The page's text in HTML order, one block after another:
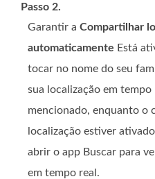
Passo 2.
Garantir a Compartilhar
automaticamente Está
tocar no nome do seu
sua localização em tempo
mencionado, enquanto o
localização estiver
abrir o app Buscar para
em tempo real.